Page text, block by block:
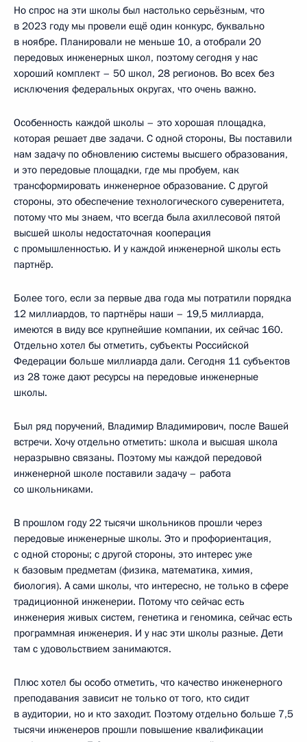
Но спрос на эти школы был настолько серьёзным, что
в 2023 году мы провели ещё один конкурс, буквально
в ноябре. Планировали не меньше 10, а отобрали 20
передовых инженерных школ, поэтому сегодня у нас
хороший комплект – 50 школ, 28 регионов. Во всех без
исключения федеральных округах, что очень важно.
Особенность каждой школы – это хорошая площадка,
которая решает две задачи. С одной стороны, Вы поставили
нам задачу по обновлению системы высшего образования,
и это передовые площадки, где мы пробуем, как
трансформировать инженерное образование. С другой
стороны, это обеспечение технологического суверенитета,
потому что мы знаем, что всегда была ахиллесовой пятой
высшей школы недостаточная кооперация
с промышленностью. И у каждой инженерной школы есть
партнёр.
Более того, если за первые два года мы потратили порядка
12 миллиардов, то партнёры наши – 19,5 миллиарда,
имеются в виду все крупнейшие компании, их сейчас 160.
Отдельно хотел бы отметить, субъекты Российской
Федерации больше миллиарда дали. Сегодня 11 субъектов
из 28 тоже дают ресурсы на передовые инженерные
школы.
Был ряд поручений, Владимир Владимирович, после Вашей
встречи. Хочу отдельно отметить: школа и высшая школа
неразрывно связаны. Поэтому мы каждой передовой
инженерной школе поставили задачу – работа
со школьниками.
В прошлом году 22 тысячи школьников прошли через
передовые инженерные школы. Это и профориентация,
с одной стороны; с другой стороны, это интерес уже
к базовым предметам (физика, математика, химия,
биология). А сами школы, что интересно, не только в сфере
традиционной инженерии. Потому что сейчас есть
инженерия живых систем, генетика и геномика, сейчас есть
программная инженерия. И у нас эти школы разные. Дети
там с удовольствием занимаются.
Плюс хотел бы особо отметить, что качество инженерного
преподавания зависит не только от того, кто сидит
в аудитории, но и кто заходит. Поэтому отдельно больше 7,5
тысячи инженеров прошли повышение квалификации